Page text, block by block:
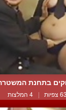
בתחנת
| 4 המלצות